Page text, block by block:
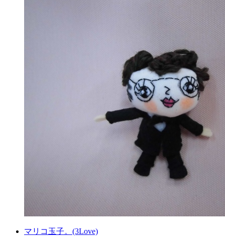
マリコ玉子。(3Love)